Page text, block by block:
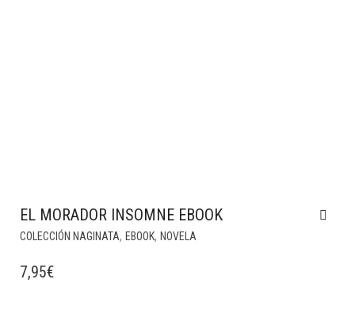
EL MORADOR INSOMNE EBOOK
COLECCIÓN NAGINATA, EBOOK, NOVELA
7,95€